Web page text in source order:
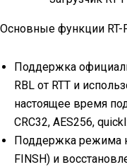
Основные функции RT-
Поддержка
RBL от RTT и
настоящее время
CRC32, AES256,
Поддержка режима
FINSH) и